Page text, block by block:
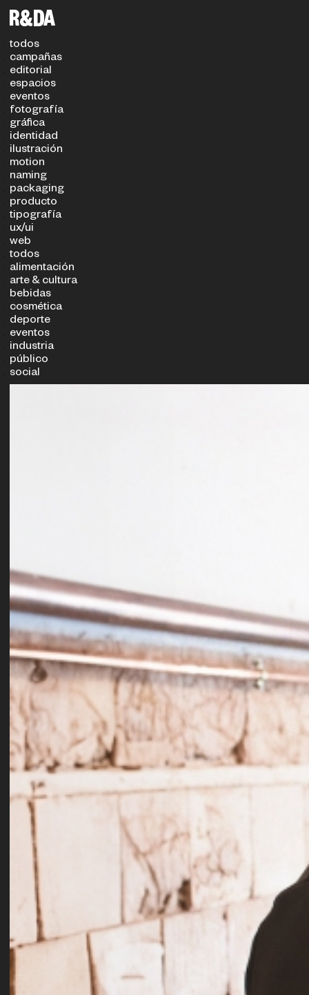
TIPO DE PROYECTO
todos
campañas
editorial
espacios
eventos
fotografía
gráfica
identidad
ilustración
motion
naming
packaging
producto
tipografía
ux/ui
web
todos
alimentación
arte & cultura
bebidas
cosmética
deporte
eventos
industria
público
social